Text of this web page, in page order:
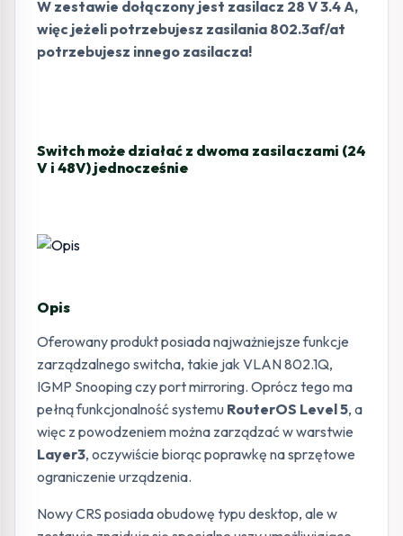
W zestawie dołączony jest zasilacz 28 V 3.4 A,
więc jeżeli potrzebujesz zasilania 802.3af/at
potrzebujesz innego zasilacza!
Switch może działać z dwoma zasilaczami (24
V i 48V) jednocześnie
Opis
Oferowany produkt posiada najważniejsze funkcje
zarządzalnego switcha, takie jak VLAN 802.1Q,
IGMP Snooping czy port mirroring. Oprócz tego ma
pełną funkcjonalność systemu RouterOS Level 5, a
więc z powodzeniem można zarządzać w warstwie
Layer3, oczywiście biorąc poprawkę na sprzętowe
ograniczenie urządzenia.
Nowy CRS posiada obudowę typu desktop, ale w